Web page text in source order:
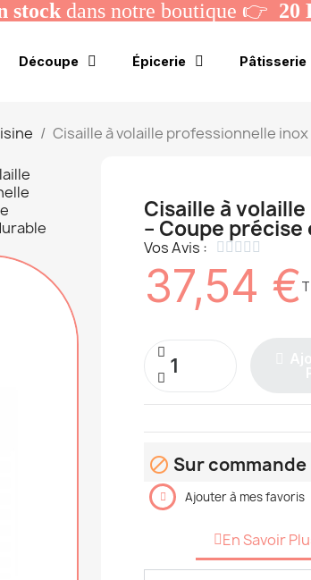
stockdans notre boutique 👉 20
Découpe Épicerie Pâtisserie
Cisaille à volaille professionnelle
Cisaille à
– Coupe
Vos Avis :     
37,54 €
 Sur commande
Ajouter à mes favoris
En Savoir